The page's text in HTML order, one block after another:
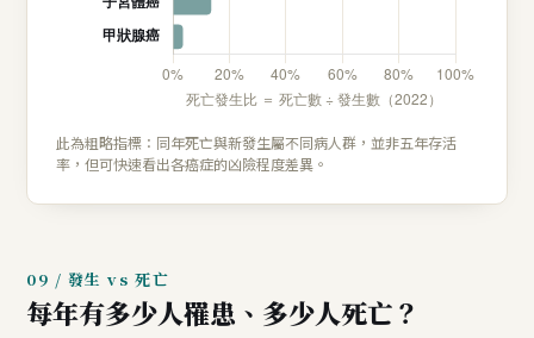
此為粗略指標：同年死亡與新發生屬不同病人群，並非五年存活
率，但可快速看出各癌症的凶險程度差異。
09 / 發生 vs 死亡
每年有多少人罹患、多少人死亡？